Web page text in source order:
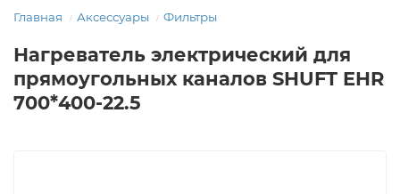
Главная Аксессуары Фильтры
Нагреватель электрический для
прямоугольных каналов SHUFT EHR
700*400-22.5